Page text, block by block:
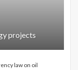
projects
law on oil